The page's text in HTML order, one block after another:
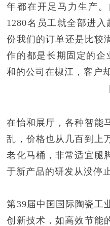
年都在开足马力生产
1280名员工就全部进
份我们的订单还是比较
作的都是长期固定的企
和的公司在椒江，客户
在怡和展厅，各种智能
乱，价格也从几百到上
老化马桶，非常适宜腿
于新产品的研发从没停止
第39届中国国际陶瓷工
创新技术，如高效节能